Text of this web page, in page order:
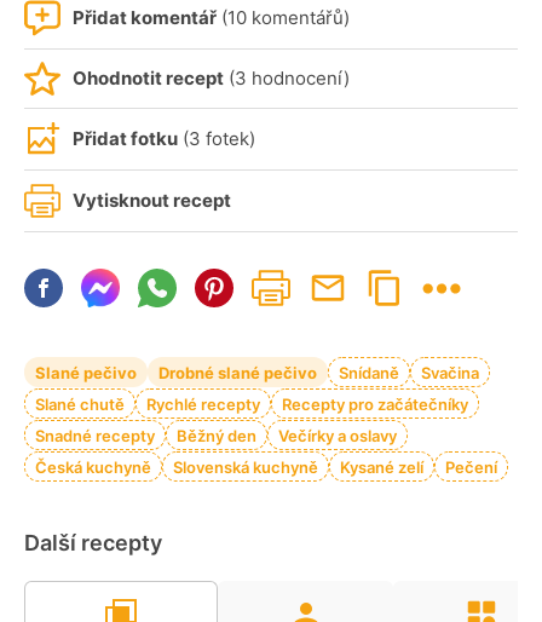
Přidat komentář (10 komentářů)
Ohodnotit recept (3 hodnocení)
Přidat fotku (3 fotek)
Vytisknout recept
Slané pečivo Drobné slané pečivo Snídaně
Svačina
Slané chutě
Rychlé recepty
Recepty pro začátečníky
Snadné recepty
Běžný den
Večírky a oslavy
Česká kuchyně
Slovenská kuchyně Kysané zelí Pečení
Další recepty